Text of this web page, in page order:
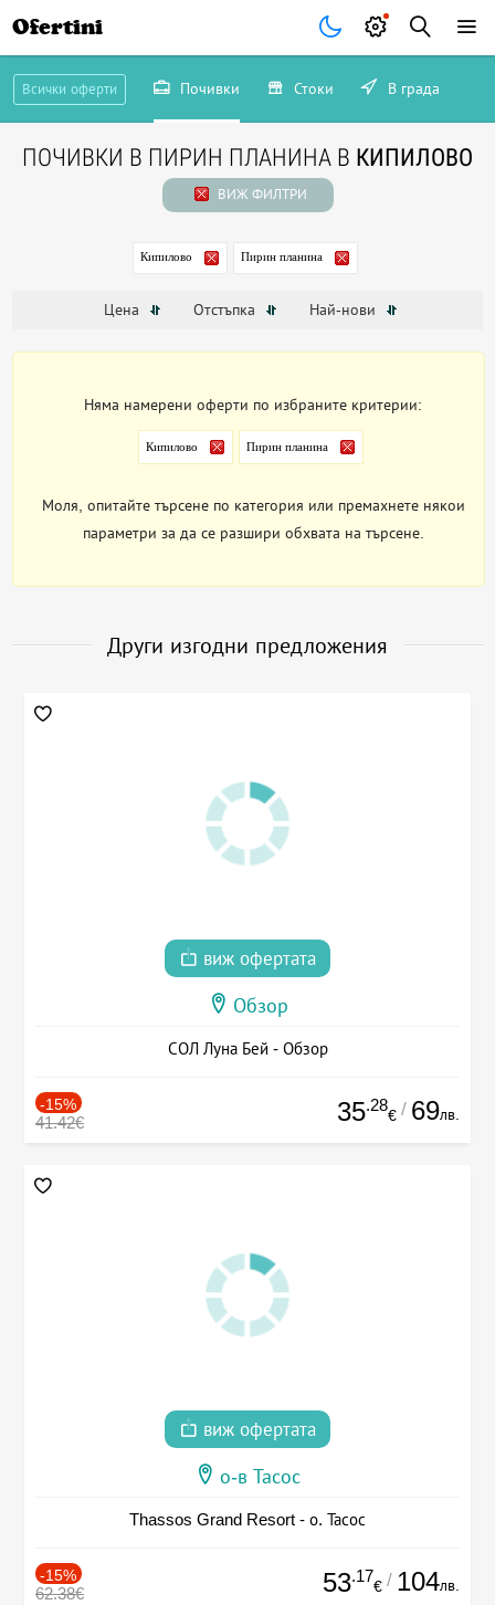
Ofertini
Всички оферти Почивки Стоки В града
ПОЧИВКИ В ПИРИН ПЛАНИНА В КИПИЛОВО
ВИЖ ФИЛТРИ
Кипилово Пирин планина
Цена Отстъпка Най-нови
Няма намерени оферти по избраните критерии:
Кипилово Пирин планина
Моля, опитайте търсене по категория или премахнете някои
параметри за да се разшири обхвата на търсене.
Други изгодни предложения
виж офертата
Обзор
СОЛ Луна Бей - Обзор
-15%
41.42€ 35.28
€ / 69лв.
виж офертата
о-в Тасос
Thassos Grand Resort - о. Тасос
-15%
62.38€ 53.17
€ / 104лв.